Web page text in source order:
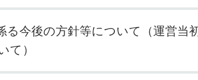
住宅 水道・下水道
・年金・医療助成 生活保護
施設見学会 非核平和事業
電子自治体 市長の部屋
税金 建築開発等
る今後の方針等について（運営当
て）